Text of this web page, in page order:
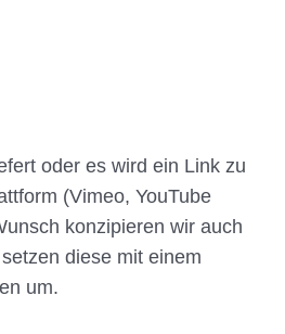
oder es wird ein Link zu
(Vimeo, YouTube
konzipieren wir auch
diese mit einem
um.